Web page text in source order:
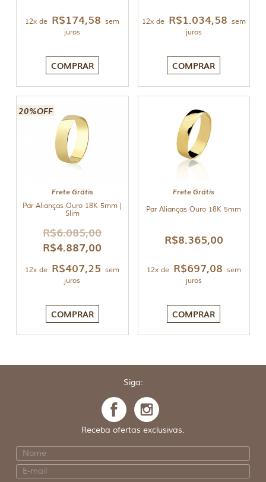
12x de R$174,58 sem
juros
COMPRAR
12x de R$1.034,58 sem
juros
COMPRAR
20%OFF
Frete Grátis
Par Alianças Ouro 18K 5mm |
Slim
R$6.085,00
R$4.887,00
12x de R$407,25 sem
juros
COMPRAR
Frete Grátis
Par Alianças Ouro 18K 5mm
R$8.365,00
12x de R$697,08 sem
juros
COMPRAR
Siga:
Receba ofertas exclusivas.